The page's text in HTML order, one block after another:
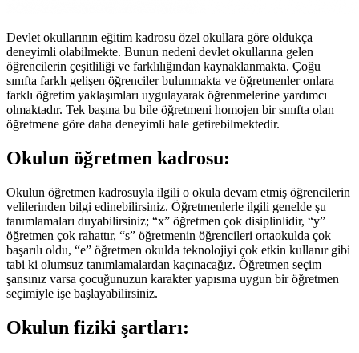
Devlet okullarının eğitim kadrosu özel okullara göre oldukça
deneyimli olabilmekte. Bunun nedeni devlet okullarına gelen
öğrencilerin çeşitliliği ve farklılığından kaynaklanmakta. Çoğu
sınıfta farklı gelişen öğrenciler bulunmakta ve öğretmenler onlara
farklı öğretim yaklaşımları uygulayarak öğrenmelerine yardımcı
olmaktadır. Tek başına bu bile öğretmeni homojen bir sınıfta olan
öğretmene göre daha deneyimli hale getirebilmektedir.
Okulun öğretmen kadrosu:
Okulun öğretmen kadrosuyla ilgili o okula devam etmiş öğrencilerin
velilerinden bilgi edinebilirsiniz. Öğretmenlerle ilgili genelde şu
tanımlamaları duyabilirsiniz; “x” öğretmen çok disiplinlidir, “y”
öğretmen çok rahattır, “s” öğretmenin öğrencileri ortaokulda çok
başarılı oldu, “e” öğretmen okulda teknolojiyi çok etkin kullanır gibi
tabi ki olumsuz tanımlamalardan kaçınacağız. Öğretmen seçim
şansınız varsa çocuğunuzun karakter yapısına uygun bir öğretmen
seçimiyle işe başlayabilirsiniz.
Okulun fiziki şartları: